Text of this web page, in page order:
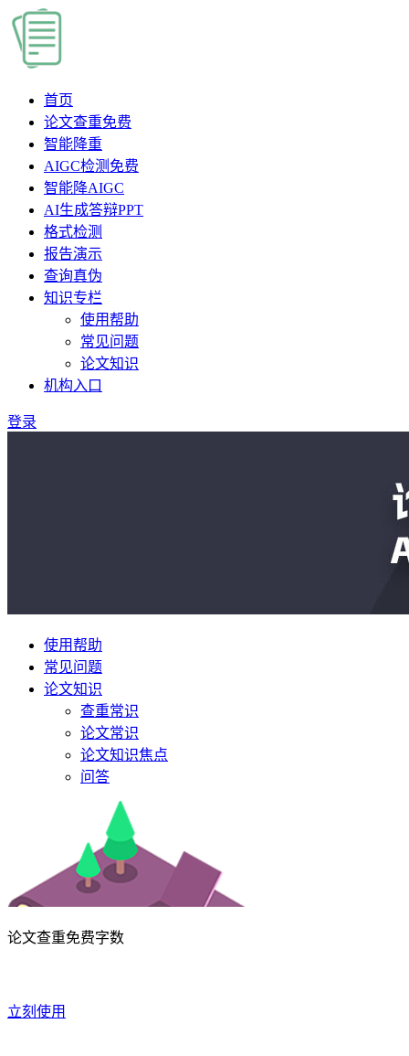
首页
论文查重免费
智能降重
AIGC检测 免费
智能降AIGC
AI生成答辩PPT
格式检测
报告演示
查询真伪
知识专栏
使用帮助
常见问题
论文知识
机构入口
登录
使用帮助
常见问题
论文知识
查重常识
论文常识
论文知识焦点
问答
论文查重免费字数
立刻使用